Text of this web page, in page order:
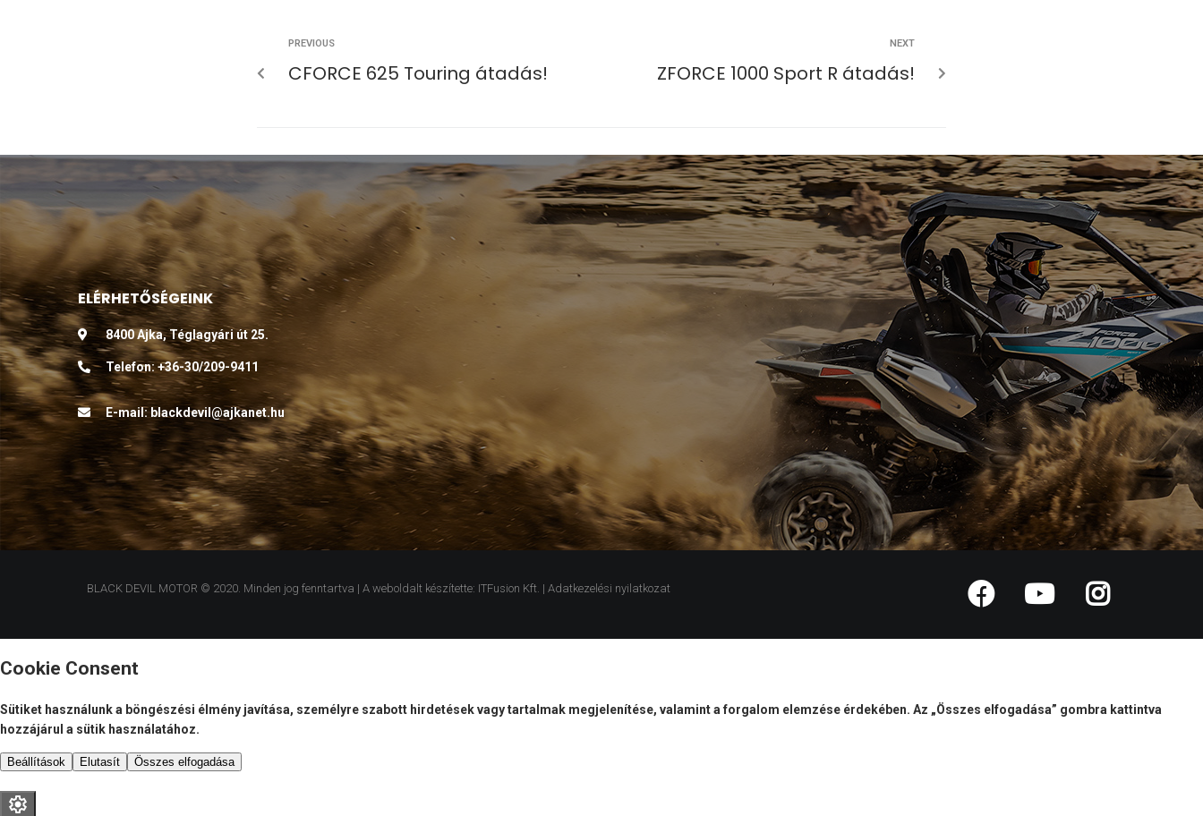
PREVIOUS
CFORCE 625 Touring átadás!
NEXT
ZFORCE 1000 Sport R átadás!
ELÉRHETŐSÉGEINK
8400 Ajka, Téglagyári út 25.
Telefon:+36-30/209-9411
E-mail:blackdevil@ajkanet.hu
BLACK DEVIL MOTOR © 2020. Minden jog fenntartva | A weboldalt készítette: ITFusion Kft. | Adatkezelési nyilatkozat